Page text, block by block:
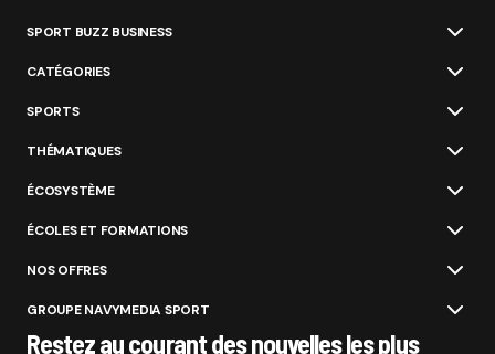
SPORT BUZZ BUSINESS
CATÉGORIES
SPORTS
THÉMATIQUES
ÉCOSYSTÈME
ÉCOLES ET FORMATIONS
NOS OFFRES
GROUPE NAVYMEDIA SPORT
Restez au courant des nouvelles les plus